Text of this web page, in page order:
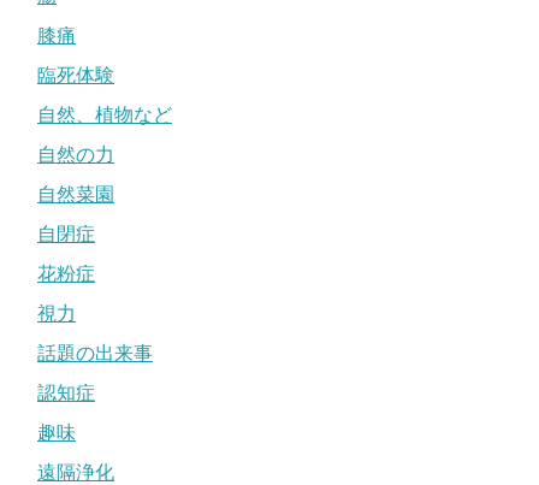
膝痛
臨死体験
自然、植物など
自然の力
自然菜園
自閉症
花粉症
視力
話題の出来事
認知症
趣味
遠隔浄化